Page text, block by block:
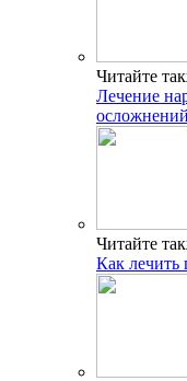
Читайте
Лечение
осложнений
Читайте
Как лечить